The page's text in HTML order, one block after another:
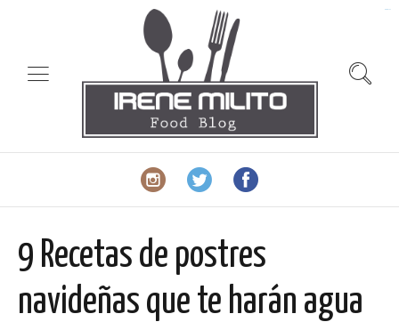
9 Recetas de postres
navideñas que te harán agua